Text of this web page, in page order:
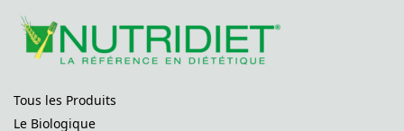
Tous les Produits
Le Biologique